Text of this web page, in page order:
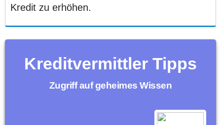
Kredit zu erhöhen.
Kreditvermittler Tipps
Zugriff auf geheimes Wissen